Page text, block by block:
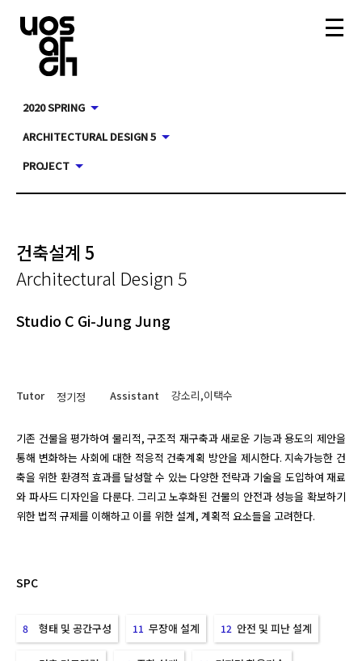
2020 SPRING
ARCHITECTURAL DESIGN 5
PROJECT
건축설계 5
Architectural Design 5
Studio C Gi-Jung Jung
Tutor 정기정 Assistant 강소리,이택수
기존 건물을 평가하여 물리적, 구조적 재구축과 새로운 기능과 용도의 제안을
통해 변화하는 사회에 대한 적응적 건축계획 방안을 제시한다. 지속가능한 건
축을 위한 환경적 효과를 달성할 수 있는 다양한 전략과 기술을 도입하여 재료
와 파사드 디자인을 다룬다. 그리고 노후화된 건물의 안전과 성능을 확보하기
위한 법적 규제를 이해하고 이를 위한 설계, 계획적 요소들을 고려한다.
SPC
8 형태 및 공간구성 11 무장애 설계 12 안전 및 피난 설계